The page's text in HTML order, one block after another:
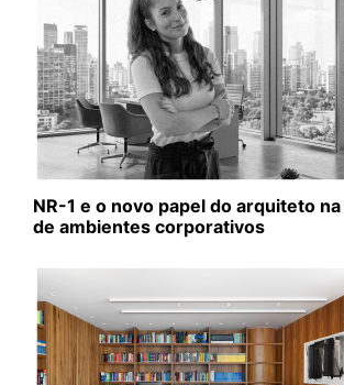
NR-1 e o novo papel do arquiteto
de ambientes corporativos